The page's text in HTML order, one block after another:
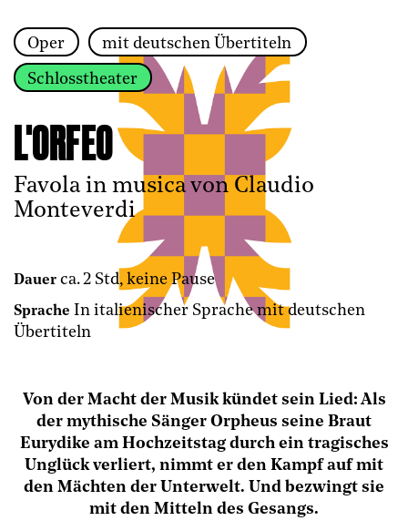
Zur Hauptnavigation springen
Zum Hauptinhalt springen Zum Footer springen
Oper mit deutschen Übertiteln
Schlosstheater
L'ORFEO
Favola in musica von Claudio
Monteverdi
Dauer ca. 2 Std, keine Pause
Sprache In italienischer Sprache mit deutschen
Übertiteln
Von der Macht der Musik kündet sein Lied: Als
der mythische Sänger Orpheus seine Braut
Eurydike am Hochzeitstag durch ein tragisches
Unglück verliert, nimmt er den Kampf auf mit
den Mächten der Unterwelt. Und bezwingt sie
mit den Mitteln des Gesangs.